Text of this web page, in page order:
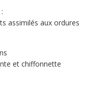
assimilés aux ordures
et chiffonnette